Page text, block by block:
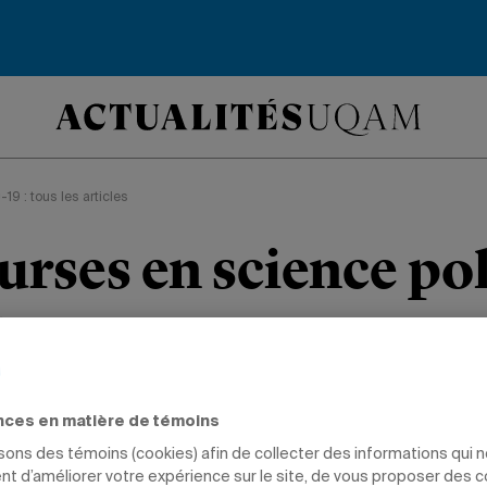
19 : tous les articles
en science
en place un programme de
à sa communauté étudiante
en matière de témoins
des témoins (cookies) afin de collecter des informations qui
d’améliorer votre expérience sur le site, de vous proposer des